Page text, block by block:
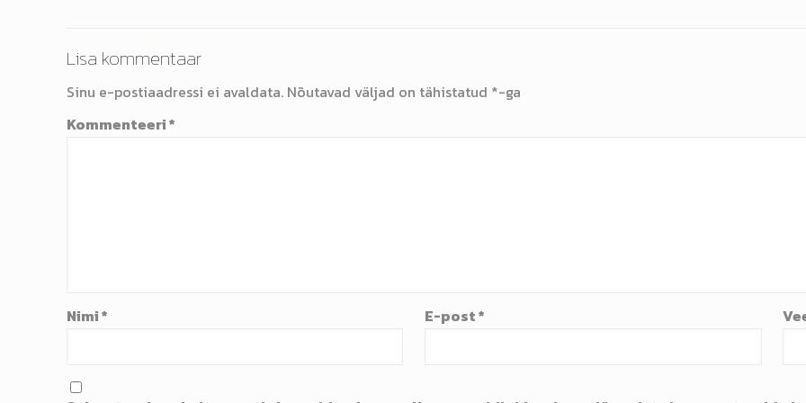
Lisa kommentaar
Sinu e-postiaadressi ei avaldata. Nõutavad väljad on tähistatud *-ga
Kommenteeri*
Nimi* E-post*